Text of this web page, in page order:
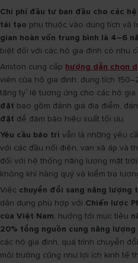
Chi phí đầu tư ban đầu cho các
tái tạo phụ thuộc vào dung tích và
gian hoàn vốn trung bình là 4–6
biệt đối với các hộ gia đình có nhu
Ariston cung cấp hướng dẫn chọn
viên của hộ gia đình: dung tích
tăng tỷ lệ tương ứng cho các hộ
đặt bao gồm đánh giá địa điểm,
đặt để đảm bảo hiệu suất tối ưu.
Yêu cầu bảo trì vẫn là những yêu
với các đầu nối điện, van xả áp và
đối với hệ thống năng lượng mặt
không khí hàng quý và kiểm tra
Việc chuyển đổi sang năng lượng
dân dụng phù hợp với Chiến lược
của Việt Nam, hướng tới mục tiêu
20% tổng nguồn cung năng
các hộ gia đình, quá trình chuyển
môi trường cũng như lợi ích kinh tế